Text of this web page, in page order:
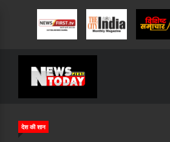
देश की शान